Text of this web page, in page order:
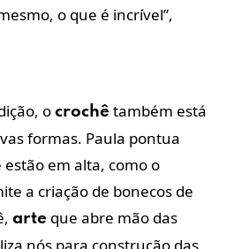
o que é incrível”,
o crochê também está
formas. Paula pontua
em alta, como o
a criação de bonecos de
arte que abre mão das